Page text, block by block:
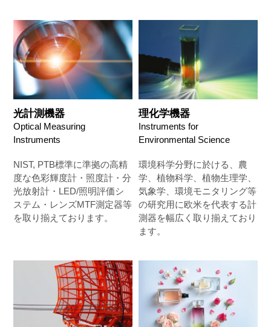
光計測機器
Optical Measuring
Instruments
NIST, PTB標準に準拠の高精
度な色彩輝度計・照度計・分
光放射計・LED/照明評価シ
ステム・レンズMTF測定器等
を取り揃えております。
理化学機器
Instruments for
Environmental Science
環境科学分野に於ける、農
学、植物科学、植物生理学、
気象学、環境モニタリング等
の研究用に欧米を代表する計
測器を幅広く取り揃えており
ます。